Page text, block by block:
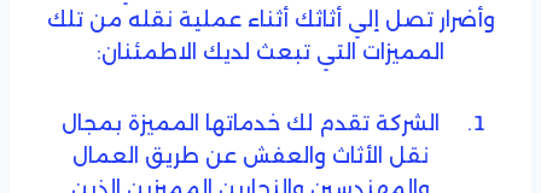
وأضرار تصل إلي أثاثك أثناء عملية نقله من تلك
المميزات التي تبعث لديك الاطمئنان:
الشركة تقدم لك خدماتها المميزة بمجال
نقل الأثاث والعفش عن طريق العمال
والمهندسين والنجارين المميزين الذين